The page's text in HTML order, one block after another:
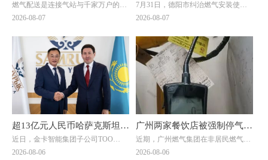
巡查组暗访云南：液化气瓶装
燃气配送是连接气站与千家万户的关
键环节，但在此次明查暗访中，却成
组随机检查时发现，云南滇楚液化气
有限公司长润街液化气瓶装供应站存
在重大事故隐患。该供应站核定为三
类供应站点，按规范要求存储量不能
超过1立方(15公斤钢瓶最多28瓶)。然
而，现场瓶库内竟堆放着超过150瓶
液化石油气，超量存储4倍以上。当
考核巡查组专家询问为何超量存储
时，供应站负责人支支吾吾，无法给
2026-08-07
及群众4000余户！德阳市举
仪式
7月31日，德阳市纠治燃气安装使用
价格乱象工作会暨惠民退费集中发放
省住建厅城建处处长、厅信息中心主
任邓夏扬，派驻省住建厅纪检监察组
综合处处长魏社莅临出席活动，邓夏
扬作讲话。德阳市住建局党组成员、
副局长陈文元汇报全市燃气纠治工作
情况。活动现场，7个区（市、县）
亮出退费成绩，为7位退费群众代表
发放退费凭证，相关燃气企业同步为
另外7名群众现场办理退费，以现金
当天，全市累计清退违规收费88.45万
元，惠及群众4000余户。
2026-08-07
超13亿元人民币哈萨克斯坦大
单落地！金卡智能国际化战略
近日，金卡智能集团子公司ТОО
"Goldcard Smart Group
2026-08-06
广州两家餐饮店被强制停气！
原因曝光→
近期，广州燃气集团在非居民燃气安
全专项治理中，对两家拒不整改隐患
2026-08-06